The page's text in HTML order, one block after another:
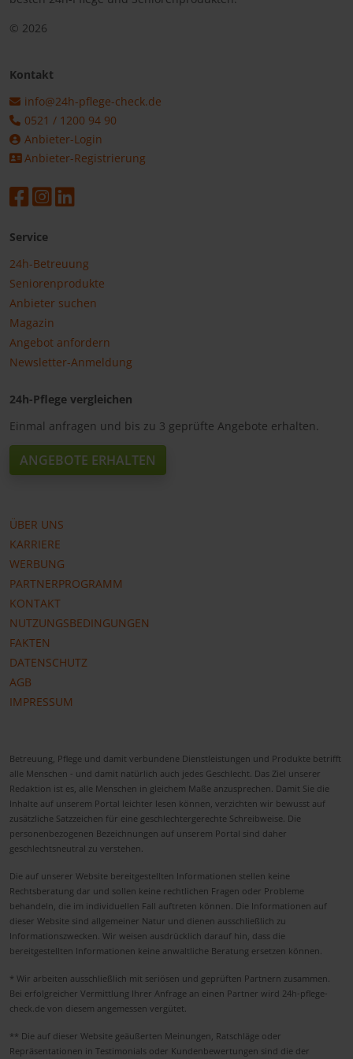
© 2026
Kontakt
info@24h-pflege-check.de
0521 / 1200 94 90
Anbieter-Login
Anbieter-Registrierung
Service
24h-Betreuung
Seniorenprodukte
Anbieter suchen
Magazin
Angebot anfordern
Newsletter-Anmeldung
24h-Pflege vergleichen
Einmal anfragen und bis zu 3 geprüfte Angebote erhalten.
ANGEBOTE ERHALTEN
ÜBER UNS
KARRIERE
WERBUNG
PARTNERPROGRAMM
KONTAKT
NUTZUNGSBEDINGUNGEN
FAKTEN
DATENSCHUTZ
AGB
IMPRESSUM
Betreuung, Pflege und damit verbundene Dienstleistungen und Produkte betrifft
alle Menschen - und damit natürlich auch jedes Geschlecht. Das Ziel unserer
Redaktion ist es, alle Menschen in gleichem Maße anzusprechen. Damit Sie die
Inhalte auf unserem Portal leichter lesen können, verzichten wir bewusst auf
zusätzliche Satzzeichen für eine geschlechtergerechte Schreibweise. Die
personenbezogenen Bezeichnungen auf unserem Portal sind daher
geschlechtsneutral zu verstehen.
Die auf unserer Website bereitgestellten Informationen stellen keine
Rechtsberatung dar und sollen keine rechtlichen Fragen oder Probleme
behandeln, die im individuellen Fall auftreten können. Die Informationen auf
dieser Website sind allgemeiner Natur und dienen ausschließlich zu
Informationszwecken. Wir weisen ausdrücklich darauf hin, dass die
bereitgestellten Informationen keine anwaltliche Beratung ersetzen können.
* Wir arbeiten ausschließlich mit seriösen und geprüften Partnern zusammen.
Bei erfolgreicher Vermittlung Ihrer Anfrage an einen Partner wird 24h-pflege-
check.de von diesem angemessen vergütet.
** Die auf dieser Website geäußerten Meinungen, Ratschläge oder
Repräsentationen in Testimonials oder Kundenbewertungen sind die der